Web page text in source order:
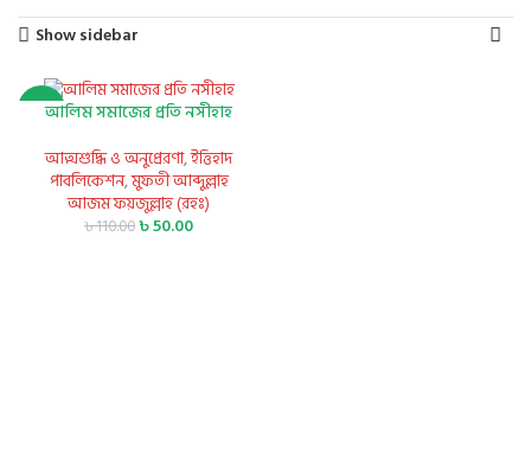
Show sidebar
-55%আলিম সমাজের প্রতি নসীহাহ
আত্মশুদ্ধি ও অনুপ্রেরণা,ইত্তিহাদ
পাবলিকেশন,মুফতী আব্দুল্লাহ
আজম ফয়জুল্লাহ (রহঃ)
৳110.00৳50.00